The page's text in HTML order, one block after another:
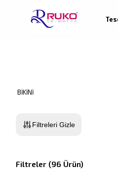
BIKINI
Filtreleri Gizle
Filtreler (96 Ürün)